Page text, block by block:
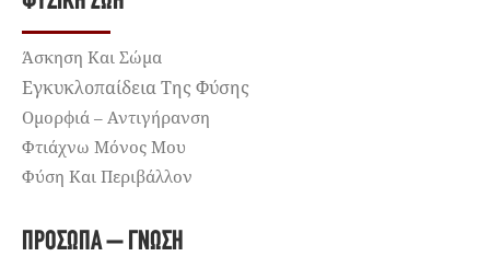
Άσκηση Και Σώμα
Εγκυκλοπαίδεια Της Φύσης
Ομορφιά – Αντιγήρανση
Φτιάχνω Μόνος Μου
Φύση Και Περιβάλλον
ΠΡΌΣΩΠΑ – ΓΝΏΣΗ